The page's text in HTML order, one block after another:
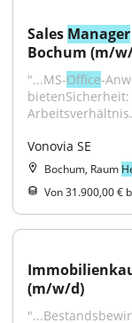
Sales Manager
Bochum (m/
"...MS-Office-
Vonovia SE
Bochum, Raum
Von 31.900,00 €
(m/w/d)